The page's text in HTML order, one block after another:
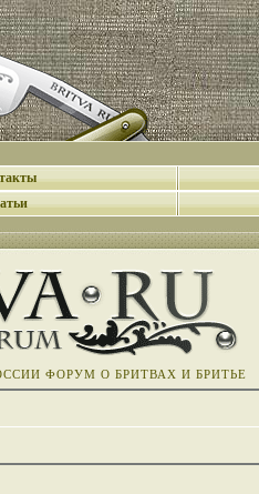
ФОРУМ О БРИТВАХ И БРИТЬЕ